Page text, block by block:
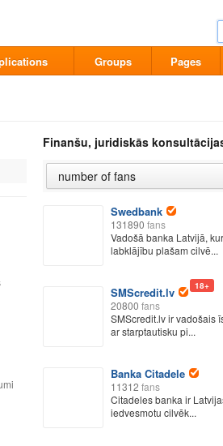
Groups Pages
Finanšu, juridiskās
Swedbank
131890 fans
Vadošā banka Latvijā,
labklājību plašam cilvē...
SMScredit.lv 18+
20800 fans
SMScredit.lv ir vadošais
ar starptautisku pi...
Banka Citadele
11312 fans
Citadeles banka ir
iedvesmotu cilvēk...